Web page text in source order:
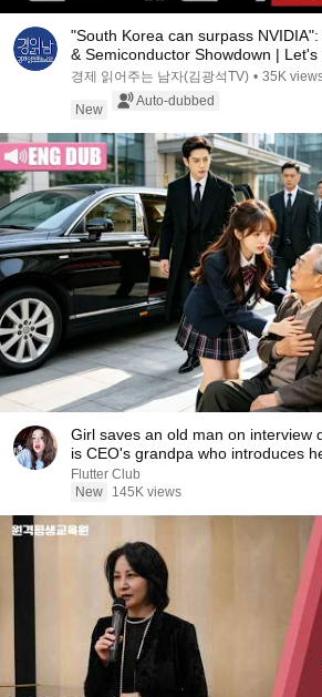
"South Korea can surpass
& Semiconductor Showdown | Let's
Gye...
경제 읽어주는 남자(김광석TV) • 35K
New
Auto-dubbed
Girl saves an old man on interview
is CEO's grandpa who introduces
Flutter Club
New
145K views